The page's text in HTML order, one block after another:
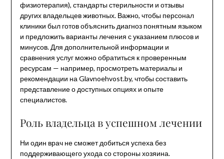
физиотерапия), стандарты стерильности и отзывы
других владельцев животных. Важно, чтобы персонал
клиники был готов объяснить диагноз понятным языком
и предложить варианты лечения с указанием плюсов и
минусов. Для дополнительной информации и
сравнения услуг можно обратиться к проверенным
ресурсам — например, просмотреть материалы и
рекомендации на Glavnoehvost.by, чтобы составить
представление о доступных опциях и опыте
специалистов.
Роль владельца в успешном лечении
Ни один врач не сможет добиться успеха без
поддерживающего ухода со стороны хозяина.